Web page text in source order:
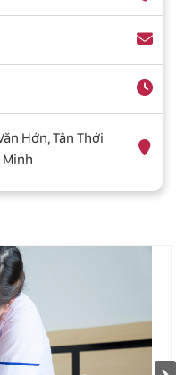
Hớn, Tân Thới
Minh